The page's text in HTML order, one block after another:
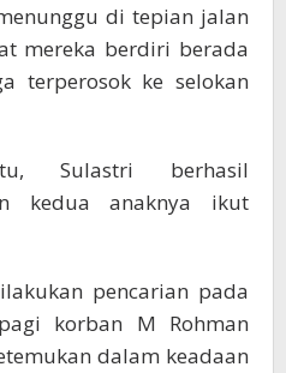
di tepian jalan
mereka berdiri berada
terperosok ke selokan
Sulastri berhasil
kedua anaknya ikut
pencarian pada
korban M Rohman
dalam keadaan